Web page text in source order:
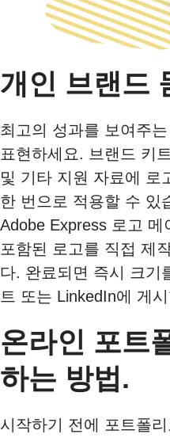
개인 브랜드
최고의 성과를 보여주
표현하세요. 브랜드 키
및 기타 지원 자료에 로
한 번으로 적용할 수 있
Adobe Express 로고 메
포함된 로고를 직접 제
다. 완료되면 즉시 크기
트 또는 LinkedIn에 게
온라인 포트
하는 방법.
시작하기 전에 포트폴